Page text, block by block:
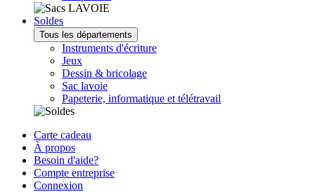
Soldes
Tous les départements
Instruments d'écriture
Jeux
Dessin & bricolage
Sac lavoie
Papeterie, informatique et télétravail
Carte cadeau
À propos
Besoin d'aide?
Compte entreprise
Connexion